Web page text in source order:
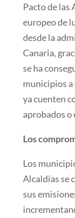
Pacto de las
europeo de
desde la
Canaria,
se ha
municipios a
ya cuenten
aprobados o
Los
Los
Alcaldías se
sus